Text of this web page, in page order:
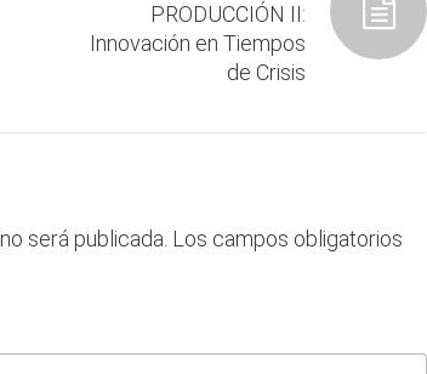
PRODUCCIÓN II:
Innovación en Tiempos
de Crisis
será publicada. Los campos obligatorios